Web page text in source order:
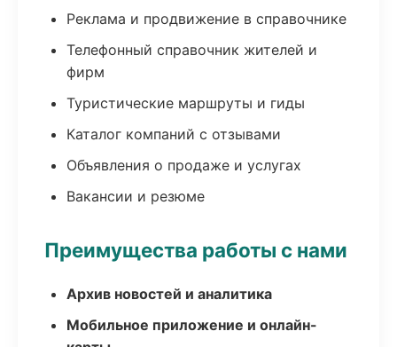
Реклама и продвижение в справочнике
Телефонный справочник жителей и
фирм
Туристические маршруты и гиды
Каталог компаний с отзывами
Объявления о продаже и услугах
Вакансии и резюме
Преимущества работы с нами
Архив новостей и аналитика
Мобильное приложение и онлайн-